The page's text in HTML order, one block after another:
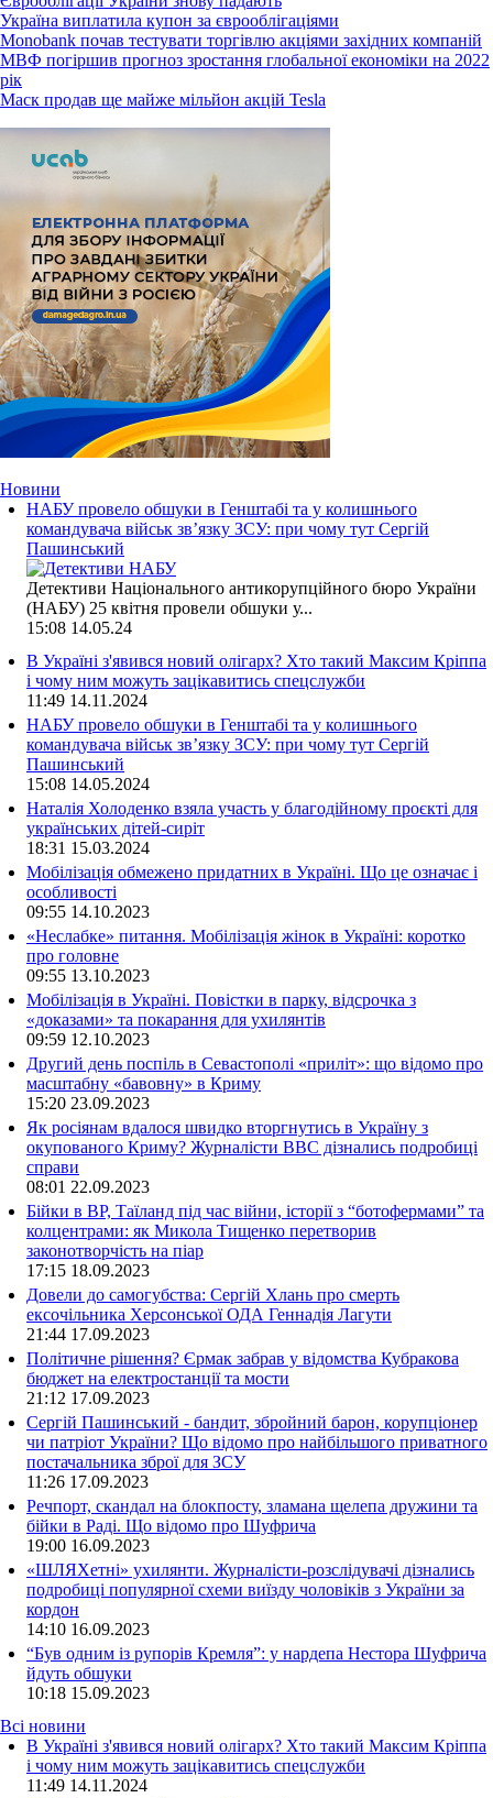
Україна виплатила купон за єврооблігаціями
Monobank почав тестувати торгівлю акціями західних компаній
МВФ погіршив прогноз зростання глобальної економіки на 2022
рік
Маск продав ще майже мільйон акцій Tesla
Новини
НАБУ провело обшуки в Генштабі та у колишнього
командувача військ зв’язку ЗСУ: при чому тут Сергій
Пашинський
Детективи Національного антикорупційного бюро України
(НАБУ) 25 квітня провели обшуки у...
15:08 14.05.24
В Україні з'явився новий олігарх? Хто такий Максим Кріппа
і чому ним можуть зацікавитись спецслужби
11:49 14.11.2024
НАБУ провело обшуки в Генштабі та у колишнього
командувача військ зв’язку ЗСУ: при чому тут Сергій
Пашинський
15:08 14.05.2024
Наталія Холоденко взяла участь у благодійному проєкті для
українських дітей-сиріт
18:31 15.03.2024
Мобілізація обмежено придатних в Україні. Що це означає і
особливості
09:55 14.10.2023
«Неслабке» питання. Мобілізація жінок в Україні: коротко
про головне
09:55 13.10.2023
Мобілізація в Україні. Повістки в парку, відсрочка з
«доказами» та покарання для ухилянтів
09:59 12.10.2023
Другий день поспіль в Севастополі «приліт»: що відомо про
масштабну «бавовну» в Криму
15:20 23.09.2023
Як росіянам вдалося швидко вторгнутись в Україну з
окупованого Криму? Журналісти ВВС дізнались подробиці
справи
08:01 22.09.2023
Бійки в ВР, Таїланд під час війни, історії з “ботофермами” та
колцентрами: як Микола Тищенко перетворив
законотворчість на піар
17:15 18.09.2023
Довели до самогубства: Сергій Хлань про смерть
ексочільника Херсонської ОДА Геннадія Лагути
21:44 17.09.2023
Політичне рішення? Єрмак забрав у відомства Кубракова
бюджет на електростанції та мости
21:12 17.09.2023
Сергій Пашинський - бандит, збройний барон, корупціонер
чи патріот України? Що відомо про найбільшого приватного
постачальника зброї для ЗСУ
11:26 17.09.2023
Речпорт, скандал на блокпосту, зламана щелепа дружини та
бійки в Раді. Що відомо про Шуфрича
19:00 16.09.2023
«ШЛЯХетні» ухилянти. Журналісти-розслідувачі дізнались
подробиці популярної схеми виїзду чоловіків з України за
кордон
14:10 16.09.2023
“Був одним із рупорів Кремля”: у нардепа Нестора Шуфрича
йдуть обшуки
10:18 15.09.2023
Всі новини
В Україні з'явився новий олігарх? Хто такий Максим Кріппа
і чому ним можуть зацікавитись спецслужби
11:49 14.11.2024